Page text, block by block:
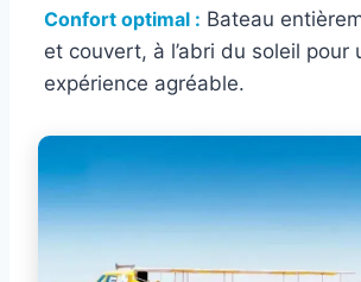
Confort optimal : Bateau
et couvert, à l’abri du soleil pour
expérience agréable.